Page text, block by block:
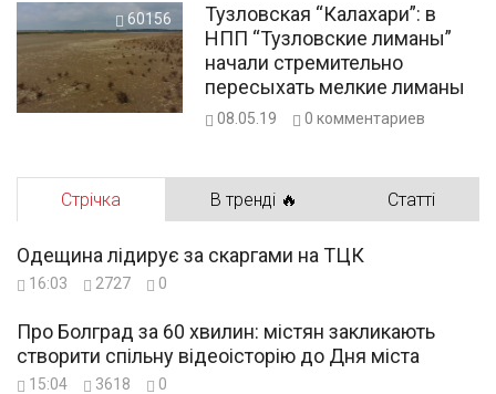
60156
Тузловская “Калахари”: в
НПП “Тузловские лиманы”
начали стремительно
пересыхать мелкие лиманы
08.05.19 0 комментариев
Стрічка В тренді 🔥 Статті
Одещина лідирує за скаргами на ТЦК
16:03 2727 0
Про Болград за 60 хвилин: містян закликають
створити спільну відеоісторію до Дня міста
15:04 3618 0